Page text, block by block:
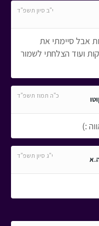
י"ב סיון תשפ"ד
אבל סיימתי את
ועוד הצלחתי לשמור
כ"ה תמוז תשפ"ד
:)
י"ג סיון תשפ"ד